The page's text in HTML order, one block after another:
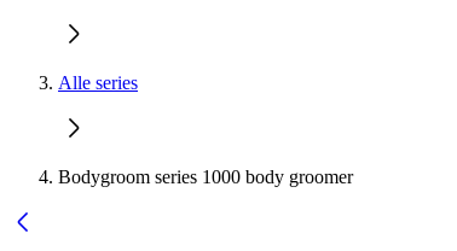
Alle series
Bodygroom series 1000 body groomer